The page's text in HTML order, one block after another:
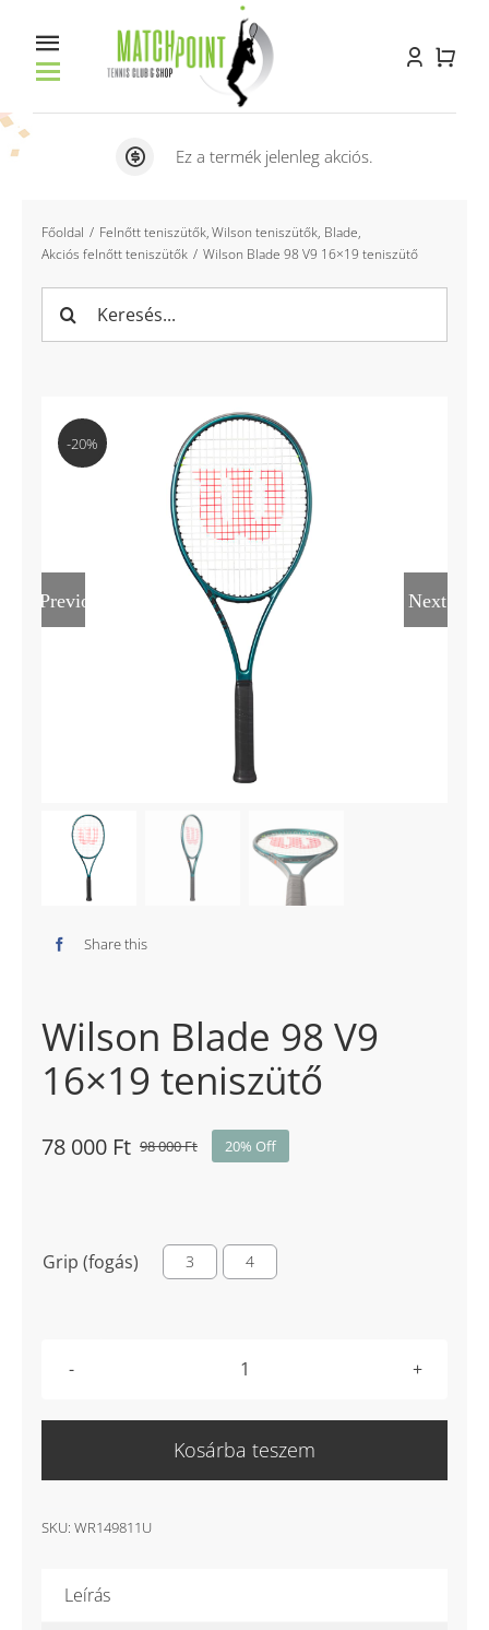
Toggle
Navigation
Főoldal
Pályabérlés
Oktatás
Kapcsolat
Ez a termék jelenleg akciós.
Főoldal Felnőtt teniszütők Wilson teniszütők Blade
Akciós felnőtt teniszütők
Wilson Blade 98 V9 16×19 teniszütő
-20%
Previous Next
Share this
Wilson Blade 98 V9
16×19 teniszütő
98 000FtOriginal
98
000 Ft.
78 000 Ft
Current
78
000 Ft.
20% Off
Grip (fogás) 3 4
Wilson
98
Kosárba teszem
SKU: WR149811U
Leírás